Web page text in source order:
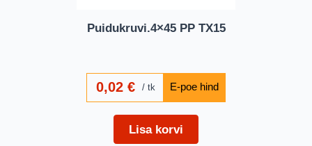
Puidukruvi.4×45 PP TX15
0,02€ tk
Lisa korvi